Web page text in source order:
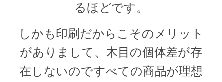
るほどです。
しかも印刷だからこそのメリット
がありまして、木目の個体差が存
在しないのですべての商品が理想